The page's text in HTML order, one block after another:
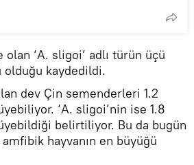
olan ‘A. sligoi’ adlı türün üçü
olduğu kaydedildi.
dev Çin semenderleri 1.2
‘A. sligoi’nin ise 1.8
belirtiliyor. Bu da bugün
hayvanın en büyüğü